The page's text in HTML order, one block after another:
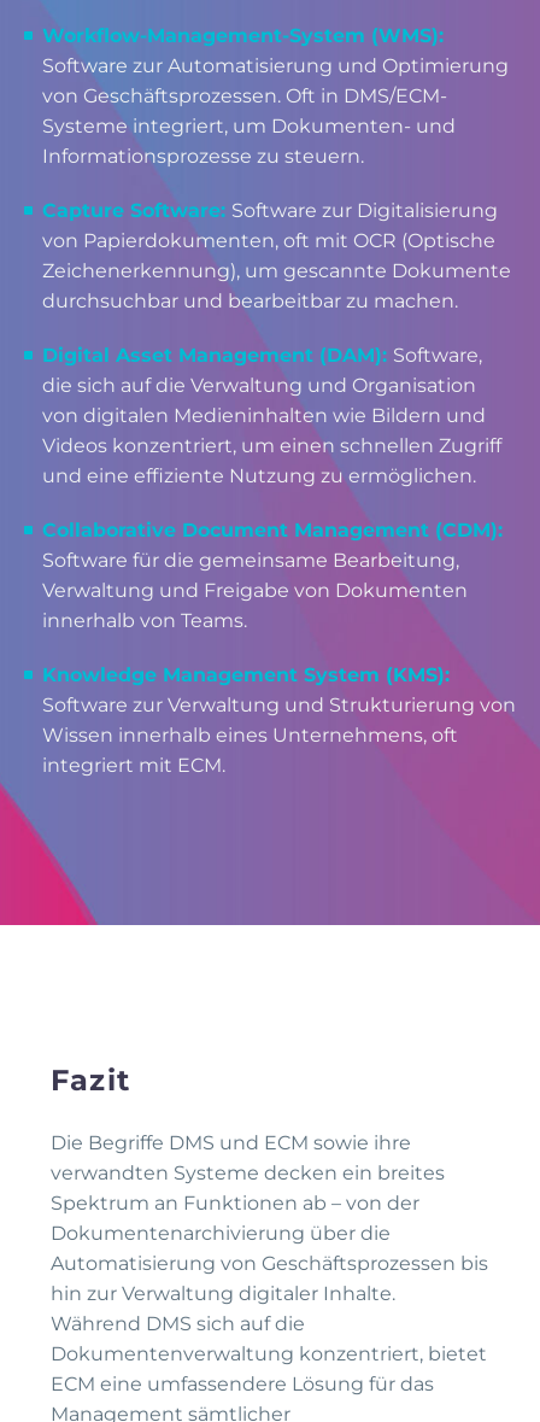
Workflow-Management-System (WMS):
Software zur Automatisierung und Optimierung
von Geschäftsprozessen. Oft in DMS/ECM-
Systeme integriert, um Dokumenten- und
Informationsprozesse zu steuern.
Capture Software: Software zur Digitalisierung
von Papierdokumenten, oft mit OCR (Optische
Zeichenerkennung), um gescannte Dokumente
durchsuchbar und bearbeitbar zu machen.
Digital Asset Management (DAM): Software,
die sich auf die Verwaltung und Organisation
von digitalen Medieninhalten wie Bildern und
Videos konzentriert, um einen schnellen Zugriff
und eine effiziente Nutzung zu ermöglichen.
Collaborative Document Management (CDM):
Software für die gemeinsame Bearbeitung,
Verwaltung und Freigabe von Dokumenten
innerhalb von Teams.
Knowledge Management System (KMS):
Software zur Verwaltung und Strukturierung von
Wissen innerhalb eines Unternehmens, oft
integriert mit ECM.
Fazit
Die Begriffe DMS und ECM sowie ihre
verwandten Systeme decken ein breites
Spektrum an Funktionen ab – von der
Dokumentenarchivierung über die
Automatisierung von Geschäftsprozessen bis
hin zur Verwaltung digitaler Inhalte.
Während DMS sich auf die
Dokumentenverwaltung konzentriert, bietet
ECM eine umfassendere Lösung für das
Management sämtlicher